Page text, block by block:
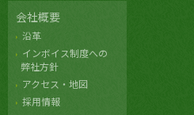
会社概要
沿革
インボイス制度への
弊社方針
アクセス・地図
採用情報